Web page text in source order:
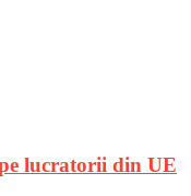
lucratorii din UE